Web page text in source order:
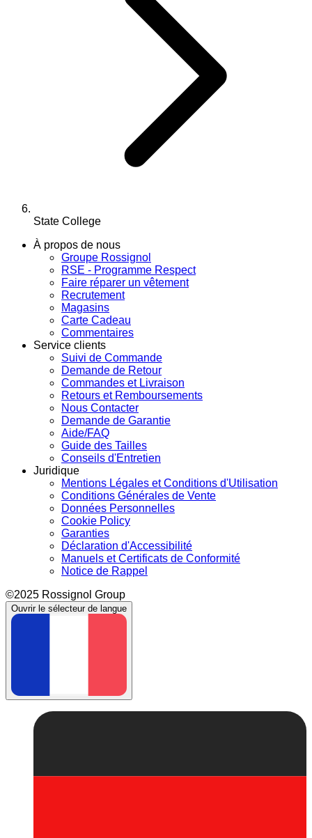
State College
À propos de nous
Groupe Rossignol
RSE - Programme Respect
Faire réparer un vêtement
Recrutement
Magasins
Carte Cadeau
Commentaires
Service clients
Suivi de Commande
Demande de Retour
Commandes et Livraison
Retours et Remboursements
Nous Contacter
Demande de Garantie
Aide/FAQ
Guide des Tailles
Conseils d'Entretien
Juridique
Mentions Légales et Conditions d'Utilisation
Conditions Générales de Vente
Données Personnelles
Cookie Policy
Garanties
Déclaration d'Accessibilité
Manuels et Certificats de Conformité
Notice de Rappel
©2025 Rossignol Group
Ouvrir le sélecteur de langue